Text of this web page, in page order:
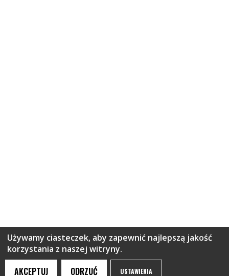
Używamy ciasteczek, aby zapewnić najlepszą jakość
korzystania z naszej witryny.
AKCEPTUJ ODRZUĆ USTAWIENIA